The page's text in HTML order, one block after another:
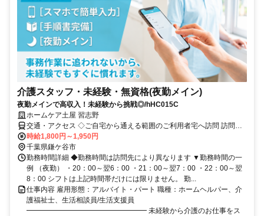
介護スタッフ・未経験・無資格(夜勤メイン)
夜勤メインで高収入！未経験から挑戦◎/hHC015C
ホームケア土屋 習志野
交通・アクセス ◇ご自宅から通える範囲のご利用者宅へ訪問 訪問先
へは自宅から直行直帰。 訪問時に発生する交通費は全額支給いたし
ます。 電車やバス通勤、通える範囲であれば徒歩や自転車もＯＫ！
ご利用者の状況により訪問先が変わることがあります。
時給1,800円～1,950円
千葉県鎌ケ谷市
勤務時間詳細 ◆勤務時間は訪問先により異なります ▼勤務時間の一
例 （夜勤） ・20：00～翌6：00 ・21：00～翌7：00 ・22：00～翌
8：00 シフトは上記時間帯だけには限りません。 勤...
仕事内容 雇用形態：アルバイト・パート 職種：ホームヘルパー、介
護福祉士、生活相談員/生活支援員
━━━━━━━━━━━━━━━━━ 未経験から介護のお仕事をス